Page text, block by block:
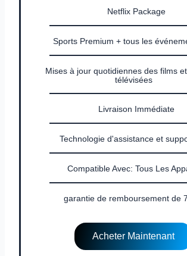
Netflix Package
Sports Premium + tous les
Mises à jour quotidiennes des films
télévisées
Livraison Immédiate
Technologie d'assistance et
Compatible Avec: Tous Les
garantie de remboursement de
Acheter Maintenant